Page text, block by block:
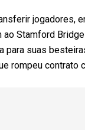
jogadores,
Stamford
suas
rompeu contrato